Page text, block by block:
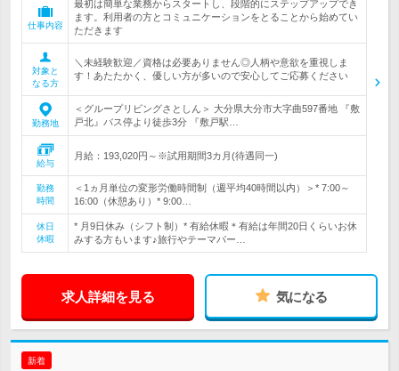
仕事内容
最初は簡単な業務からスタートし、段階的にステップアップでき
ます。利用者の方とコミュニケーションをとることから始めてい
ただきます
対象と
なる方
＼未経験歓迎／資格は必要ありません◎人柄や意欲を重視しま
す！あたたかく、優しい方が多いので安心してご応募ください
勤務地
＜グループリビングさとしん＞ 大分県大分市大字曲597番地 『敷
戸北』バス停より徒歩3分 『敷戸駅…
給与
月給：193,020円～※試用期間3カ月(待遇同一)
勤務
時間
＜1ヵ月単位の変形労働時間制（週平均40時間以内）＞* 7:00～
16:00（休憩あり）* 9:00…
休日
休暇
* 月9日休み（シフト制）* 有給休暇＊有給は年間20日くらいお休
みする方もいます♪旅行やテーマパー…
求人詳細を見る 気になる
新着